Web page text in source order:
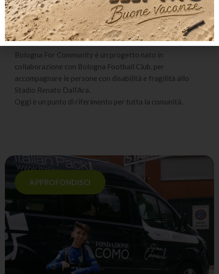
BOLOGNA FOR COMMUNITY
Bologna For Community è un progetto nato in
collaborazione con Bologna Football Club, per
accompagnare le persone con disabilità e fragilità allo
Stadio Renato Dall’Ara.
Oggi è un punto di riferimento per tutta la comunità.
APPROFONDISCI